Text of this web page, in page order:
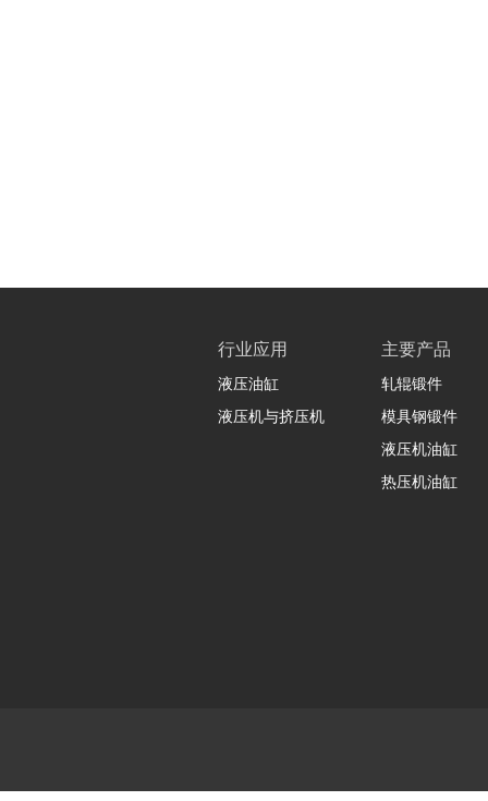
行业应用
液压油缸
液压机与挤压机
主要产品
轧辊锻件
模具钢锻件
液压机油缸
热压机油缸